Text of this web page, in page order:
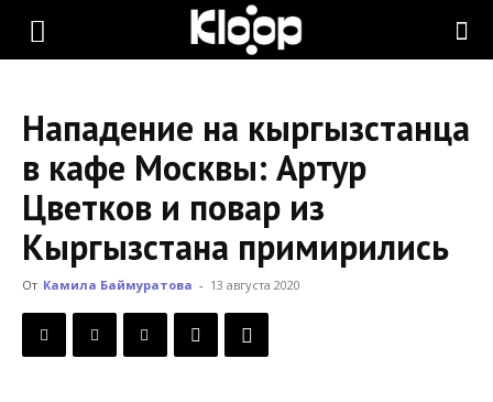
KLOOP.KG
Новости
Кыргызстана
Нападение на кыргызстанца
в кафе Москвы: Артур
Цветков и повар из
Кыргызстана примирились
От Камила Баймуратова - 13 августа 2020